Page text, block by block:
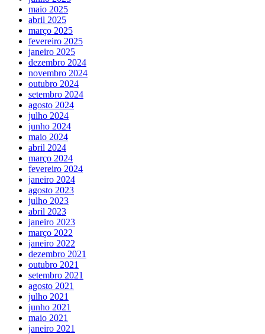
maio 2025
abril 2025
março 2025
fevereiro 2025
janeiro 2025
dezembro 2024
novembro 2024
outubro 2024
setembro 2024
agosto 2024
julho 2024
junho 2024
maio 2024
abril 2024
março 2024
fevereiro 2024
janeiro 2024
agosto 2023
julho 2023
abril 2023
janeiro 2023
março 2022
janeiro 2022
dezembro 2021
outubro 2021
setembro 2021
agosto 2021
julho 2021
junho 2021
maio 2021
janeiro 2021